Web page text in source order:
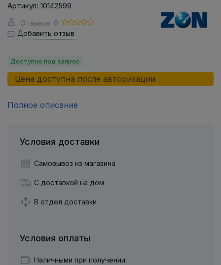
Артикул: 10142599
Отзывов: 0
Добавить отзыв
Доступно под запрос
Цена доступна после авторизации
Полное описание
Условия доставки
Самовывоз из магазина
С доставкой на дом
В отдел доставки
Условия оплаты
Наличными при получении